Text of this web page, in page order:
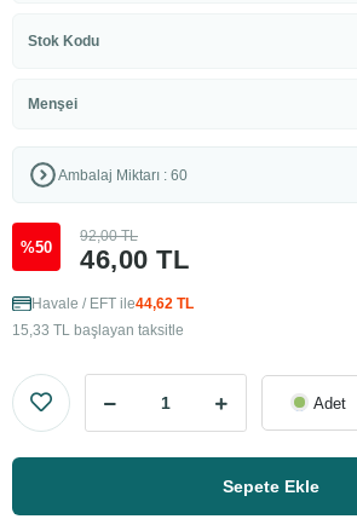
Stok Kodu
Menşei
Ambalaj Miktarı : 60
%50 46,00 TL
92,00 TL
Havale / EFT ile44,62 TL
15,33 TL başlayan taksitle
Adet
Sepete Ekle